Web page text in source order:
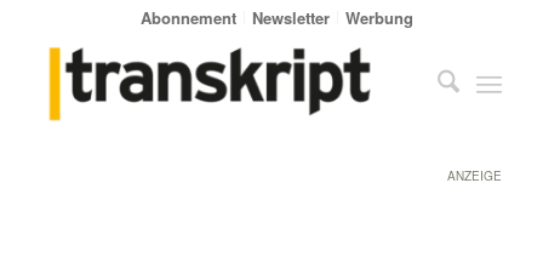
Abonnement Newsletter Werbung
ANZEIGE